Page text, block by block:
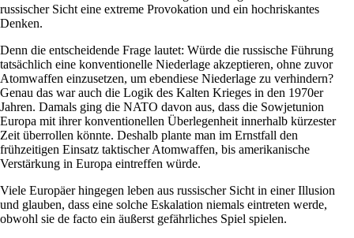
russischer Sicht eine extreme Provokation und ein hochriskantes
Denken.
Denn die entscheidende Frage lautet: Würde die russische Führung
tatsächlich eine konventionelle Niederlage akzeptieren, ohne zuvor
Atomwaffen einzusetzen, um ebendiese Niederlage zu verhindern?
Genau das war auch die Logik des Kalten Krieges in den 1970er
Jahren. Damals ging die NATO davon aus, dass die Sowjetunion
Europa mit ihrer konventionellen Überlegenheit innerhalb kürzester
Zeit überrollen könnte. Deshalb plante man im Ernstfall den
frühzeitigen Einsatz taktischer Atomwaffen, bis amerikanische
Verstärkung in Europa eintreffen würde.
Viele Europäer hingegen leben aus russischer Sicht in einer Illusion
und glauben, dass eine solche Eskalation niemals eintreten werde,
obwohl sie de facto ein äußerst gefährliches Spiel spielen.